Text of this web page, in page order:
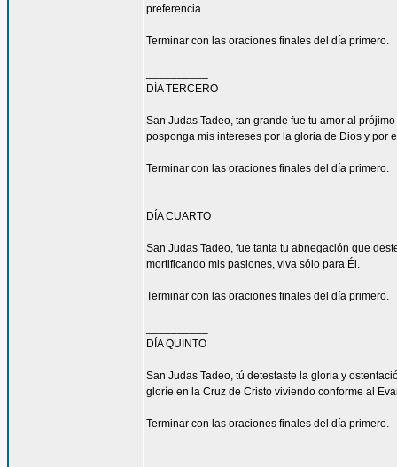
preferencia.
Terminar con las oraciones finales del día primero.
DÍA TERCERO
San Judas Tadeo, tan grande fue tu amor al
posponga mis intereses por la gloria de Dios y por
Terminar con las oraciones finales del día primero.
DÍA CUARTO
San Judas Tadeo, fue tanta tu abnegación que
mortificando mis pasiones, viva sólo para Él.
Terminar con las oraciones finales del día primero.
DÍA QUINTO
San Judas Tadeo, tú detestaste la gloria y
gloríe en la Cruz de Cristo viviendo conforme al
Terminar con las oraciones finales del día primero.